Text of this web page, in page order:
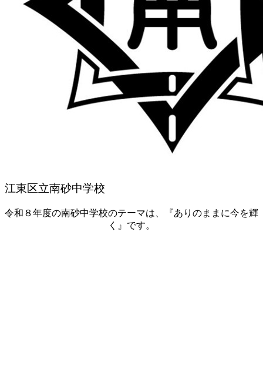
江東区立南砂中学校
令和８年度の南砂中学校のテーマは、『ありのままに今を輝
く』です。